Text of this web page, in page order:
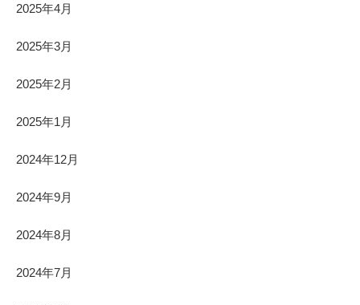
2025年4月
2025年3月
2025年2月
2025年1月
2024年12月
2024年9月
2024年8月
2024年7月